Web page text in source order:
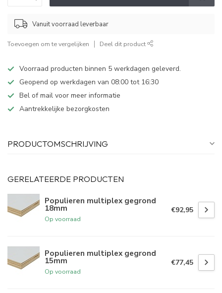
Vanuit voorraad leverbaar
Toevoegen om te vergelijken Deel dit product
Voorraad producten binnen 5 werkdagen geleverd.
Geopend op werkdagen van 08:00 tot 16:30
Bel of mail voor meer informatie
Aantrekkelijke bezorgkosten
PRODUCTOMSCHRIJVING
GERELATEERDE PRODUCTEN
Populieren multiplex gegrond
18mm
Op voorraad
€92,95
Populieren multiplex gegrond
15mm
Op voorraad
€77,45